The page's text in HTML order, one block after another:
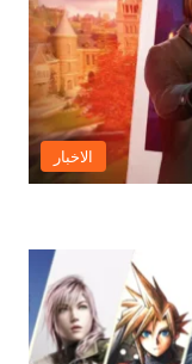
الاخبار